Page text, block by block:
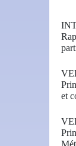
et